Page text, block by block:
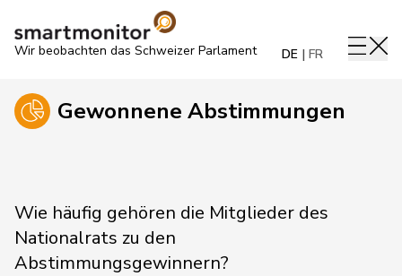
Wir beobachten das Schweizer Parlament DE FR
Gewonnene Abstimmungen
Wie häufig gehören die Mitglieder des
Nationalrats zu den
Abstimmungsgewinnern?